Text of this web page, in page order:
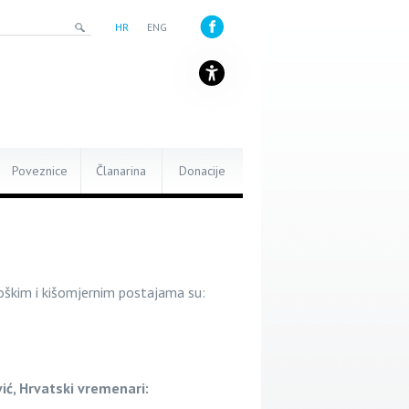
HR ENG
Poveznice Članarina Donacije
i kišomjernim postajama su:
Hrvatski vremenari: